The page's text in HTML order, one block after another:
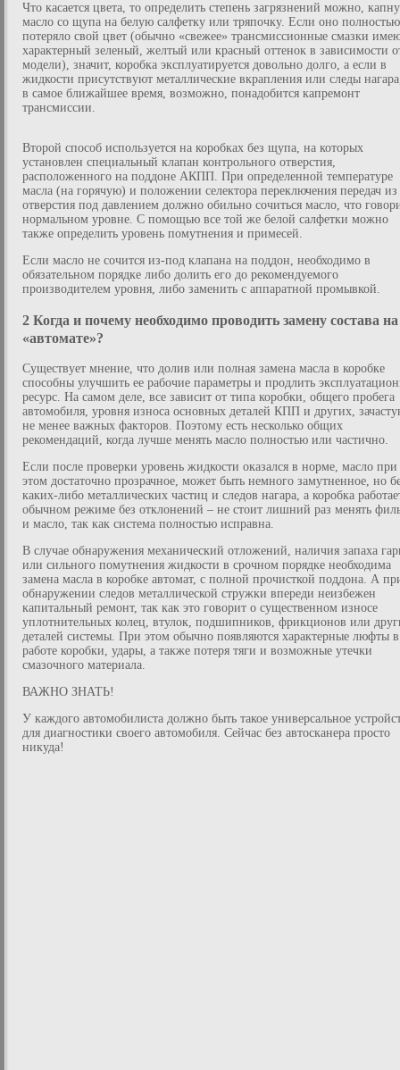
Что касается цвета, то определить степень загрязнений можно,
масло со щупа на белую салфетку или тряпочку. Если оно полностью
потеряло свой цвет (обычно «свежее» трансмиссионные смазки
характерный зеленый, желтый или красный оттенок в зависимости
модели), значит, коробка эксплуатируется довольно долго, а если в
жидкости присутствуют металлические вкрапления или следы
в самое ближайшее время, возможно, понадобится капремонт
трансмиссии.
Второй способ используется на коробках без щупа, на которых
установлен специальный клапан контрольного отверстия,
расположенного на поддоне АКПП. При определенной температуре
масла (на горячую) и положении селектора переключения передач из
отверстия под давлением должно обильно сочиться масло, что
нормальном уровне. С помощью все той же белой салфетки можно
также определить уровень помутнения и примесей.
Если масло не сочится из-под клапана на поддон, необходимо в
обязательном порядке либо долить его до рекомендуемого
производителем уровня, либо заменить с аппаратной промывкой.
2 Когда и почему необходимо проводить замену состава на
«автомате»?
Существует мнение, что долив или полная замена масла в коробке
способны улучшить ее рабочие параметры и продлить
ресурс. На самом деле, все зависит от типа коробки, общего пробега
автомобиля, уровня износа основных деталей КПП и других,
не менее важных факторов. Поэтому есть несколько общих
рекомендаций, когда лучше менять масло полностью или частично.
Если после проверки уровень жидкости оказался в норме, масло при
этом достаточно прозрачное, может быть немного замутненное, но
каких-либо металлических частиц и следов нагара, а коробка
обычном режиме без отклонений – не стоит лишний раз менять
и масло, так как система полностью исправна.
В случае обнаружения механический отложений, наличия запаха
или сильного помутнения жидкости в срочном порядке необходима
замена масла в коробке автомат, с полной прочисткой поддона. А
обнаружении следов металлической стружки впереди неизбежен
капитальный ремонт, так как это говорит о существенном износе
уплотнительных колец, втулок, подшипников, фрикционов или
деталей системы. При этом обычно появляются характерные люфты в
работе коробки, удары, а также потеря тяги и возможные утечки
смазочного материала.
ВАЖНО ЗНАТЬ!
У каждого автомобилиста должно быть такое универсальное
для диагностики своего автомобиля. Сейчас без автосканера просто
никуда!